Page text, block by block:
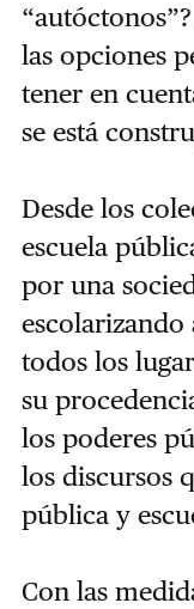
las opciones
tener en
se está
Desde los
escuela
por una
escolarizando
todos los
su
los poderes
los discursos
pública y
Con las